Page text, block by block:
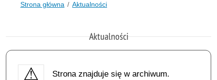
Strona główna Aktualności
Aktualności
Strona znajduje się w archiwum.